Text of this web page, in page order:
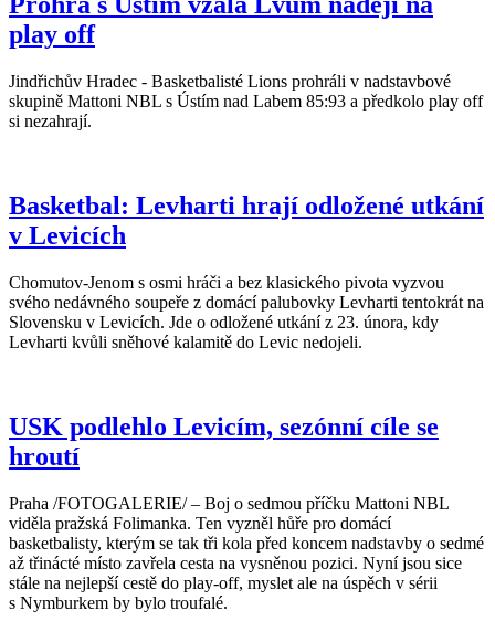
play off
Jindřichův Hradec - Basketbalisté Lions prohráli v nadstavbové
skupině Mattoni NBL s Ústím nad Labem 85:93 a předkolo play off
si nezahrají.
Basketbal: Levharti hrají odložené utkání
v Levicích
Chomutov-Jenom s osmi hráči a bez klasického pivota vyzvou
svého nedávného soupeře z domácí palubovky Levharti tentokrát na
Slovensku v Levicích. Jde o odložené utkání z 23. února, kdy
Levharti kvůli sněhové kalamitě do Levic nedojeli.
USK podlehlo Levicím, sezónní cíle se
hroutí
Praha /FOTOGALERIE/ – Boj o sedmou příčku Mattoni NBL
viděla pražská Folimanka. Ten vyzněl hůře pro domácí
basketbalisty, kterým se tak tři kola před koncem nadstavby o sedmé
až třinácté místo zavřela cesta na vysněnou pozici. Nyní jsou sice
stále na nejlepší cestě do play-off, myslet ale na úspěch v sérii
s Nymburkem by bylo troufalé.